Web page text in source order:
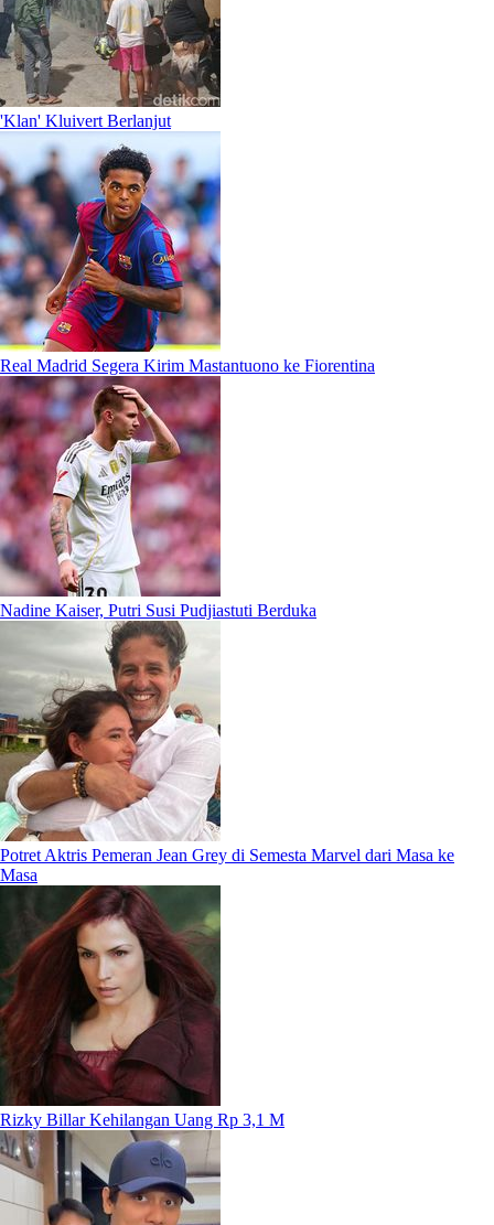
'Klan' Kluivert Berlanjut
Real Madrid Segera Kirim Mastantuono ke Fiorentina
Nadine Kaiser, Putri Susi Pudjiastuti Berduka
Potret Aktris Pemeran Jean Grey di Semesta Marvel dari Masa ke
Masa
Rizky Billar Kehilangan Uang Rp 3,1 M